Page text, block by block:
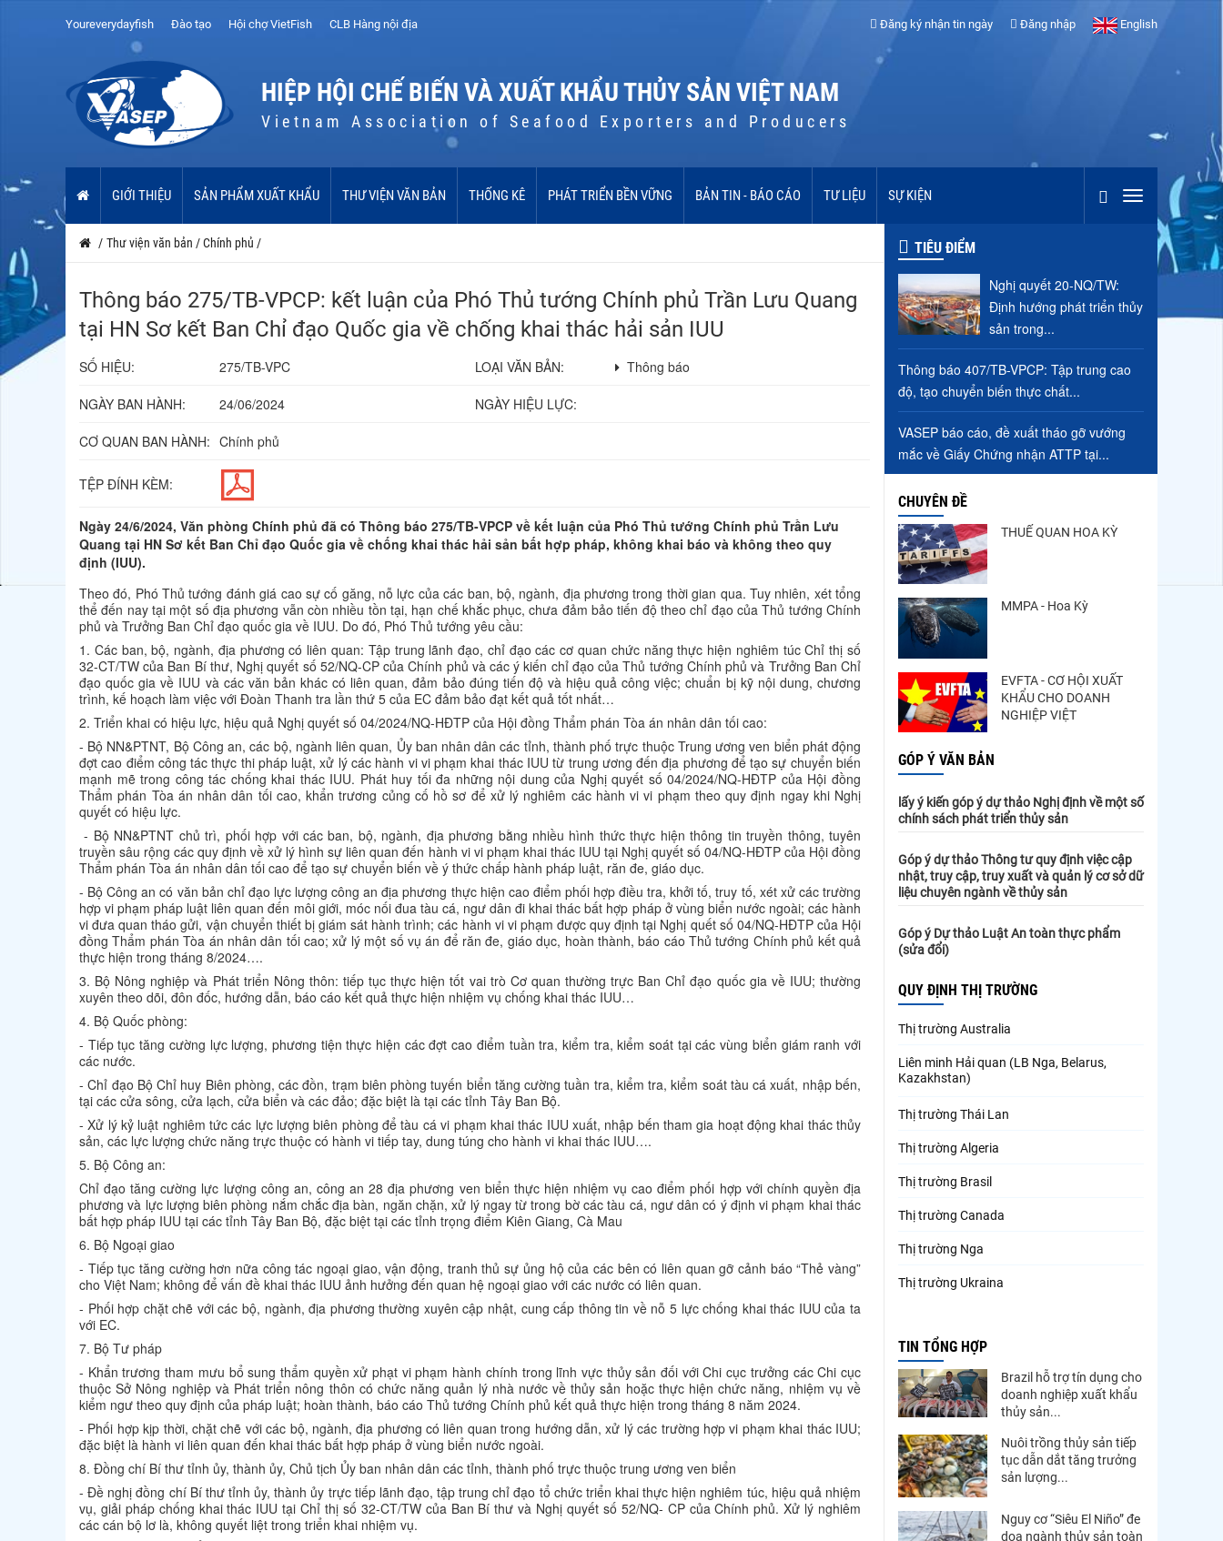
Youreverydayfish Đào tạo Hội chợ VietFish CLB Hàng nội địa Đăng ký nhận tin ngày Đăng nhập English
HIỆP HỘI CHẾ BIẾN VÀ XUẤT KHẨU THỦY SẢN VIỆT NAM
Vietnam Association of Seafood Exporters and Producers
GIỚI THIỆU SẢN PHẨM XUẤT KHẨU THƯ VIỆN VĂN BẢN THỐNG KÊ PHÁT TRIỂN BỀN VỮNG BẢN TIN - BÁO CÁO TƯ LIỆU SỰ KIỆN
/ Thư viện văn bản /Chính phủ /
Thông báo 275/TB-VPCP: kết luận của Phó Thủ tướng Chính phủ Trần Lưu Quang
tại HN Sơ kết Ban Chỉ đạo Quốc gia về chống khai thác hải sản IUU
SỐ HIỆU: 275/TB-VPC LOẠI VĂN BẢN: Thông báo
NGÀY BAN HÀNH: 24/06/2024 NGÀY HIỆU LỰC:
CƠ QUAN BAN HÀNH: Chính phủ
TỆP ĐÍNH KÈM:
Ngày 24/6/2024, Văn phòng Chính phủ đã có Thông báo 275/TB-VPCP về kết luận của Phó Thủ tướng Chính phủ Trần Lưu
Quang tại HN Sơ kết Ban Chỉ đạo Quốc gia về chống khai thác hải sản bất hợp pháp, không khai báo và không theo quy
định (IUU).
Theo đó, Phó Thủ tướng đánh giá cao sự cố găng, nỗ lực của các ban, bộ, ngành, địa phương trong thời gian qua. Tuy nhiên, xét tổng
thể đến nay tại một số địa phương vẫn còn nhiều tồn tại, hạn chế khắc phục, chưa đảm bảo tiến độ theo chỉ đạo của Thủ tướng Chính
phủ và Trưởng Ban Chỉ đạo quốc gia về IUU. Do đó, Phó Thủ tướng yêu cầu:
1. Các ban, bộ, ngành, địa phương có liên quan: Tập trung lãnh đạo, chỉ đạo các cơ quan chức năng thực hiện nghiêm túc Chỉ thị số
32-CT/TW của Ban Bí thư, Nghị quyết số 52/NQ-CP của Chính phủ và các ý kiến chỉ đạo của Thủ tướng Chính phủ và Trưởng Ban Chỉ
đạo quốc gia về IUU và các văn bản khác có liên quan, đảm bảo đúng tiến độ và hiệu quả công việc; chuẩn bị kỹ nội dung, chương
trình, kế hoạch làm việc với Đoàn Thanh tra lần thứ 5 của EC đảm bảo đạt kết quả tốt nhất…
2. Triển khai có hiệu lực, hiệu quả Nghị quyết số 04/2024/NQ-HĐTP của Hội đồng Thẩm phán Tòa án nhân dân tối cao:
- Bộ NN&PTNT, Bộ Công an, các bộ, ngành liên quan, Ủy ban nhân dân các tỉnh, thành phố trực thuộc Trung ương ven biển phát động
đợt cao điểm công tác thực thi pháp luật, xử lý các hành vi vi phạm khai thác IUU từ trung ương đến địa phương để tạo sự chuyển biến
mạnh mẽ trong công tác chống khai thác IUU. Phát huy tối đa những nội dung của Nghị quyết số 04/2024/NQ-HĐTP của Hội đồng
Thẩm phán Tòa án nhân dân tối cao, khẩn trương củng cố hồ sơ để xử lý nghiêm các hành vi vi phạm theo quy định ngay khi Nghị
quyết có hiệu lực.
- Bộ NN&PTNT chủ trì, phối hợp với các ban, bộ, ngành, địa phương bằng nhiều hình thức thực hiện thông tin truyền thông, tuyên
truyền sâu rộng các quy định về xử lý hình sự liên quan đến hành vi vi phạm khai thác IUU tại Nghị quyết số 04/NQ-HĐTP của Hội đồng
Thẩm phán Tòa án nhân dân tối cao để tạo sự chuyển biến về ý thức chấp hành pháp luật, răn đe, giáo dục.
- Bộ Công an có văn bản chỉ đạo lực lượng công an địa phương thực hiện cao điểm phối hợp điều tra, khởi tố, truy tố, xét xử các trường
hợp vi phạm pháp luật liên quan đến môi giới, móc nối đua tàu cá, ngư dân đi khai thác bất hợp pháp ở vùng biển nước ngoài; các hành
vi đưa quan tháo gửi, vận chuyển thiết bị giám sát hành trình; các hành vi vi phạm được quy định tại Nghị quết số 04/NQ-HĐTP của Hội
đồng Thẩm phán Tòa án nhân dân tối cao; xử lý một số vụ án để răn đe, giáo dục, hoàn thành, báo cáo Thủ tướng Chính phủ kết quả
thực hiện trong tháng 8/2024….
3. Bộ Nông nghiệp và Phát triển Nông thôn: tiếp tục thực hiện tốt vai trò Cơ quan thường trực Ban Chỉ đạo quốc gia về IUU; thường
xuyên theo dõi, đôn đốc, hướng dẫn, báo cáo kết quả thực hiện nhiệm vụ chống khai thác IUU…
4. Bộ Quốc phòng:
- Tiếp tục tăng cường lực lượng, phương tiện thực hiện các đợt cao điểm tuần tra, kiểm tra, kiểm soát tại các vùng biển giám ranh với
các nước.
- Chỉ đạo Bộ Chỉ huy Biên phòng, các đồn, trạm biên phòng tuyến biển tăng cường tuần tra, kiểm tra, kiểm soát tàu cá xuất, nhập bến,
tại các cửa sông, cửa lạch, cửa biển và các đảo; đặc biệt là tại các tỉnh Tây Ban Bộ.
- Xử lý kỷ luật nghiêm tức các lực lượng biên phòng để tàu cá vi phạm khai thác IUU xuất, nhập bến tham gia hoạt động khai thác thủy
sản, các lực lượng chức năng trực thuộc có hành vi tiếp tay, dung túng cho hành vi khai thác IUU….
5. Bộ Công an:
Chỉ đạo tăng cường lực lượng công an, công an 28 địa phương ven biển thực hiện nhiệm vụ cao điểm phối hợp với chính quyền địa
phương và lực lượng biên phòng nắm chắc địa bàn, ngăn chặn, xử lý ngay từ trong bờ các tàu cá, ngư dân có ý định vi phạm khai thác
bất hợp pháp IUU tại các tỉnh Tây Ban Bộ, đặc biệt tại các tỉnh trọng điểm Kiên Giang, Cà Mau
6. Bộ Ngoại giao
- Tiếp tục tăng cường hơn nữa công tác ngoại giao, vận động, tranh thủ sự ủng hộ của các bên có liên quan gỡ cảnh báo “Thẻ vàng”
cho Việt Nam; không để vấn đề khai thác IUU ảnh hưởng đến quan hệ ngoại giao với các nước có liên quan.
- Phối hợp chặt chẽ với các bộ, ngành, địa phương thường xuyên cập nhật, cung cấp thông tin về nỗ 5 lực chống khai thác IUU của ta
với EC.
7. Bộ Tư pháp
- Khẩn trương tham mưu bổ sung thẩm quyền xử phạt vi phạm hành chính trong lĩnh vực thủy sản đối với Chi cục trưởng các Chi cục
thuộc Sở Nông nghiệp và Phát triển nông thôn có chức năng quản lý nhà nước về thủy sản hoặc thực hiện chức năng, nhiệm vụ về
kiểm ngư theo quy định của pháp luật; hoàn thành, báo cáo Thủ tướng Chính phủ kết quả thực hiện trong tháng 8 năm 2024.
- Phối hợp kịp thời, chặt chẽ với các bộ, ngành, địa phương có liên quan trong hướng dẫn, xử lý các trường hợp vi phạm khai thác IUU;
đặc biệt là hành vi liên quan đến khai thác bất hợp pháp ở vùng biển nước ngoài.
8. Đồng chí Bí thư tỉnh ủy, thành ủy, Chủ tịch Ủy ban nhân dân các tỉnh, thành phố trực thuộc trung ương ven biển
- Đề nghị đồng chí Bí thư tỉnh ủy, thành ủy trực tiếp lãnh đạo, tập trung chỉ đạo tổ chức triển khai thực hiện nghiêm túc, hiệu quả nhiệm
vụ, giải pháp chống khai thác IUU tại Chỉ thị số 32-CT/TW của Ban Bí thư và Nghị quyết số 52/NQ- CP của Chính phủ. Xử lý nghiêm
các cán bộ lơ là, không quyết liệt trong triển khai nhiệm vụ.
TIÊU ĐIỂM
Nghị quyết 20-NQ/TW:
Định hướng phát triển thủy
sản trong...
Thông báo 407/TB-VPCP: Tập trung cao
độ, tạo chuyển biến thực chất...
VASEP báo cáo, đề xuất tháo gỡ vướng
mắc về Giấy Chứng nhận ATTP tại...
CHUYÊN ĐỀ
THUẾ QUAN HOA KỲ
MMPA - Hoa Kỳ
EVFTA - CƠ HỘI XUẤT
KHẨU CHO DOANH
NGHIỆP VIỆT
GÓP Ý VĂN BẢN
lấy ý kiến góp ý dự thảo Nghị định về một số
chính sách phát triển thủy sản
Góp ý dự thảo Thông tư quy định việc cập
nhật, truy cập, truy xuất và quản lý cơ sở dữ
liệu chuyên ngành về thủy sản
Góp ý Dự thảo Luật An toàn thực phẩm
(sửa đổi)
QUY ĐỊNH THỊ TRƯỜNG
Thị trường Australia
Liên minh Hải quan (LB Nga, Belarus,
Kazakhstan)
Thị trường Thái Lan
Thị trường Algeria
Thị trường Brasil
Thị trường Canada
Thị trường Nga
Thị trường Ukraina
Thị trường Trung Quốc
Thị trường Papua New Guinea
Thị trường New Zealand
Thị trường Đài Loan
Thị trường Hàn Quốc
Thị trường Mỹ
TIN TỔNG HỢP
Brazil hỗ trợ tín dụng cho
doanh nghiệp xuất khẩu
thủy sản...
Nuôi trồng thủy sản tiếp
tục dẫn dắt tăng trưởng
sản lượng...
Nguy cơ “Siêu El Niño” đe
dọa ngành thủy sản toàn